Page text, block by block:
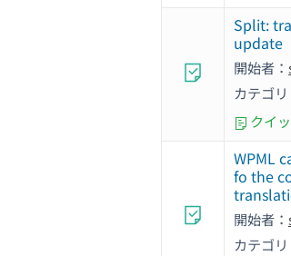
Split:
update
開始者：
カテゴリ
クイ
WPML
fo the
開始者：
カテゴリ